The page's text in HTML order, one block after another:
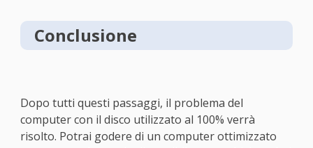
Conclusione
Dopo tutti questi passaggi, il problema del
computer con il disco utilizzato al 100% verrà
risolto. Potrai godere di un computer ottimizzato